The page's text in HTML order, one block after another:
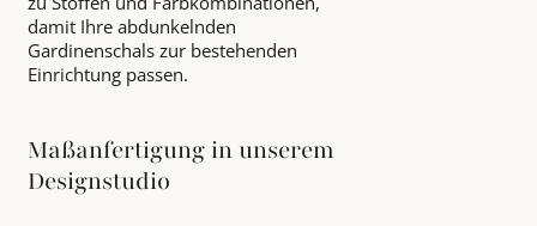
damit Ihre abdunkelnden
Gardinenschals zur bestehenden
Einrichtung passen.
Maßanfertigung in unserem
Designstudio